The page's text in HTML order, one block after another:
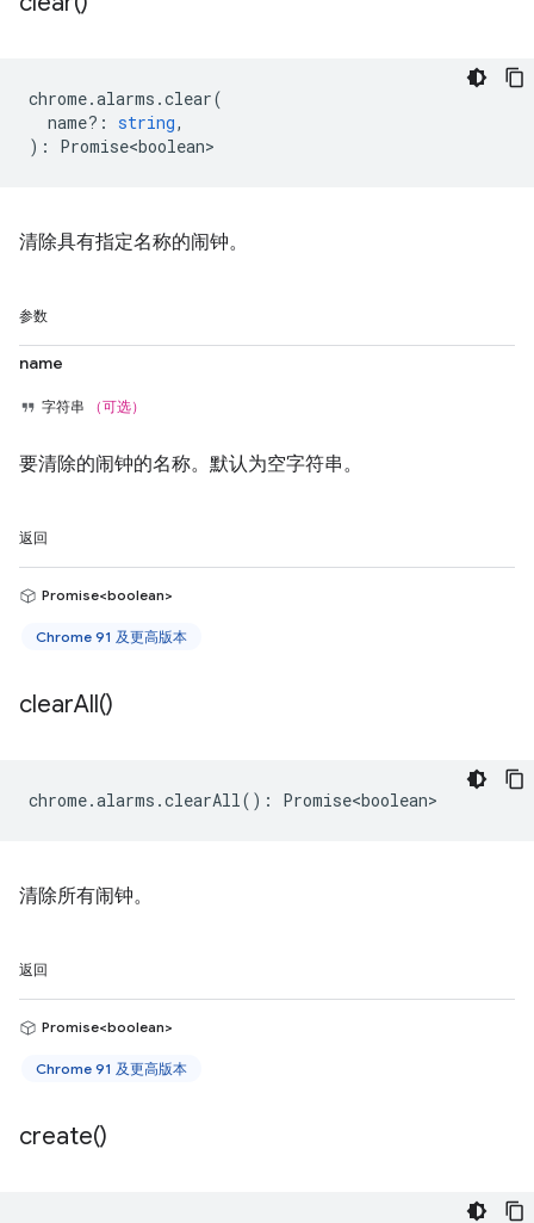
chrome.alarms .clear(
name? : string,
) : Promise<boolean>
清除具有指定名称的闹钟。
参数
name
字符串 （可选）
要清除的闹钟的名称。默认为空字符串。
返回
Promise<boolean>
Chrome 91 及更高版本
clearAll()
chrome.alarms .clearAll() : Promise<boolean>
清除所有闹钟。
返回
Promise<boolean>
Chrome 91 及更高版本
create()